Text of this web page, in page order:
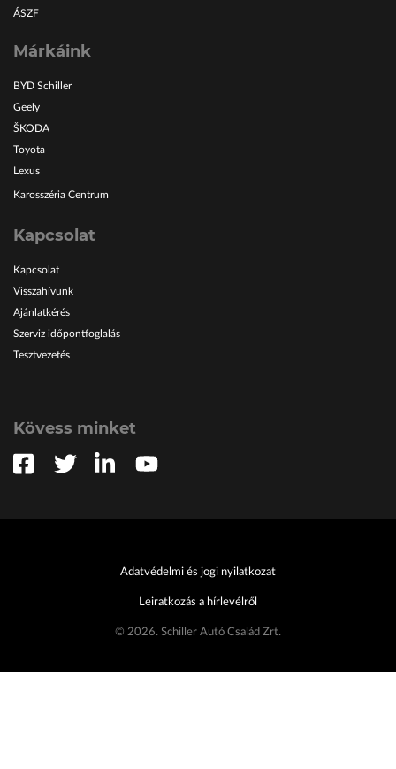
ÁSZF
Márkáink
BYD Schiller
Geely
ŠKODA
Toyota
Lexus
Karosszéria Centrum
Kapcsolat
Kapcsolat
Visszahívunk
Ajánlatkérés
Szerviz időpontfoglalás
Tesztvezetés
Kövess minket
Adatvédelmi és jogi nyilatkozat
© 2026. Schiller Autó Család Zrt.
Leiratkozás a hírlevélről